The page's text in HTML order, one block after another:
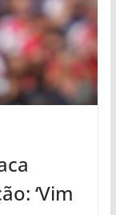
‘Vim